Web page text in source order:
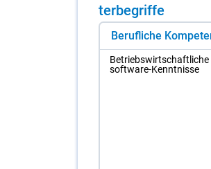
ter­be­grif­fe
Berufliche
soft­ware-Kennt­nis­se